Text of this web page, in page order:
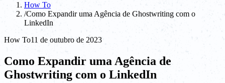
How To
/Como Expandir uma Agência de Ghostwriting com o
LinkedIn
How To11 de outubro de 2023
Como Expandir uma Agência de
Ghostwriting com o LinkedIn